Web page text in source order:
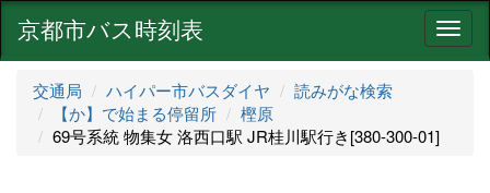
ナ
ビ
京都市バス時刻表
交通局 ハイパー市バスダイヤ
読みがな検索
【か】で始まる停留所
樫原
69号系統 物集女 洛西口駅 JR桂川駅行き[380-300-01]